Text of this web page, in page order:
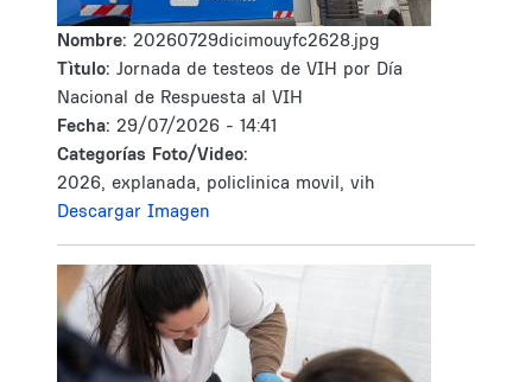
Nombre: 20260729dicimouyfc2628.jpg
Tìtulo: Jornada de testeos de VIH por Día
Nacional de Respuesta al VIH
Fecha: 29/07/2026 - 14:41
Categorías Foto/Video:
2026, explanada, policlinica movil, vih
Descargar Imagen